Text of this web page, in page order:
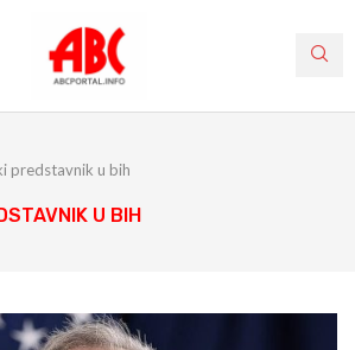
predstavnik u bih
U BIH